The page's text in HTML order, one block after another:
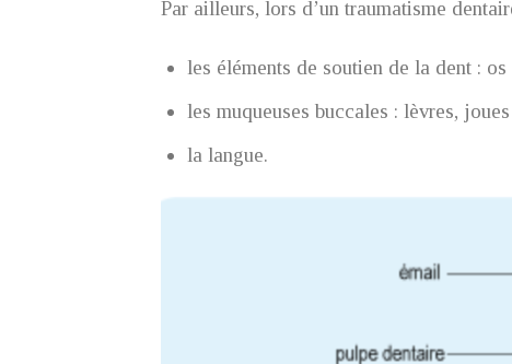
Par ailleurs, lors d’un traumatisme
les éléments de soutien de la dent :
les muqueuses buccales : lèvres,
la langue.